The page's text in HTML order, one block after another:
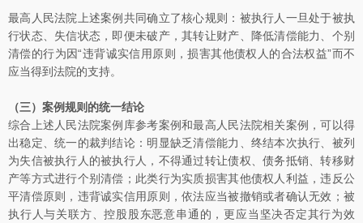
最高人民法院上述案例共同确立了核心规则：被执行人一旦处于被执
行状态、失信状态，即便未破产，其转让财产、降低清偿能力、个别
清偿的行为因“违背诚实信用原则，损害其他债权人的合法权益”而不
应当得到法院的支持。
（三）案例规则的统一结论
综合上述人民法院案例库参考案例和最高人民法院相关案例，可以得
出稳定、统一的裁判结论：明显缺乏清偿能力、终结本次执行、被列
为失信被执行人的被执行人，不得通过转让债权、债务抵销、转移财
产等方式进行个别清偿；此类行为实质损害其他债权人利益，违反公
平清偿原则，违背诚实信用原则，依法应当被撤销或者确认无效；被
执行人与关联方、控股股东恶意串通的，更应当坚决否定其行为效